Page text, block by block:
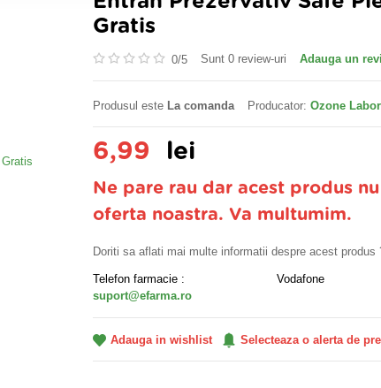
Gratis
0/5 Sunt 0 review-uri Adauga un
Produsul este La comanda Producator: Ozone
6,99 lei
Ne pare rau dar acest produs
oferta noastra. Va multumim.
Doriti sa aflati mai multe informatii despre acest
Telefon farmacie : Vodafone
suport@efarma.ro
Adauga in wishlist Selecteaza o alerta de